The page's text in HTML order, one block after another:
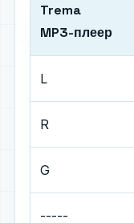
Trema
MP3-плеер
L
R
G
-----